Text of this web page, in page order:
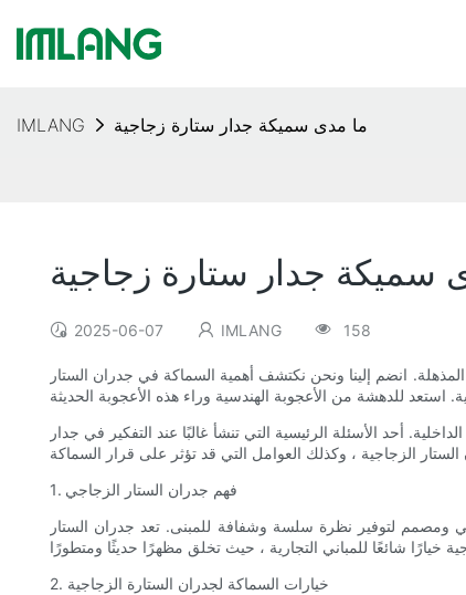
IMLANG ما مدى سميكة جدار ستارة زجاجية
سميكة جدار ستارة زجاجية
2025-06-07 IMLANG 158
انضم إلينا ونحن نكتشف أهمية السماكة في جدران الستار
أحد الأسئلة الرئيسية التي تنشأ غالبًا عند التفكير في جدار
1. فهم جدران الستار الزجاجي
ومصمم لتوفير نظرة سلسة وشفافة للمبنى. تعد جدران الستار
2. خيارات السماكة لجدران الستارة الزجاجية